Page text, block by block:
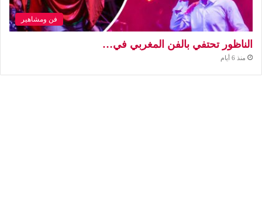
فن ومشاهير
الناظور تحتفي بالفن المغربي في…
منذ 6 أيام